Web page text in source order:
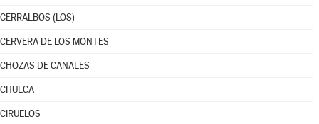
CERRALBOS (LOS)
CERVERA DE LOS MONTES
CHOZAS DE CANALES
CHUECA
CIRUELOS